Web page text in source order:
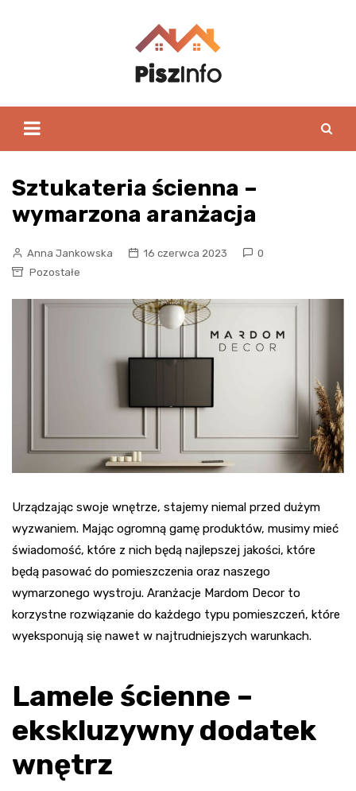
Sztukateria ścienna –
wymarzona aranżacja
Anna Jankowska 16 czerwca 2023
0
Pozostałe
Urządzając swoje wnętrze, stajemy niemal przed dużym
wyzwaniem. Mając ogromną gamę produktów, musimy mieć
świadomość, które z nich będą najlepszej jakości, które
będą pasować do pomieszczenia oraz naszego
wymarzonego wystroju. Aranżacje Mardom Decor to
korzystne rozwiązanie do każdego typu pomieszczeń, które
wyeksponują się nawet w najtrudniejszych warunkach.
Lamele ścienne –
ekskluzywny dodatek
wnętrz